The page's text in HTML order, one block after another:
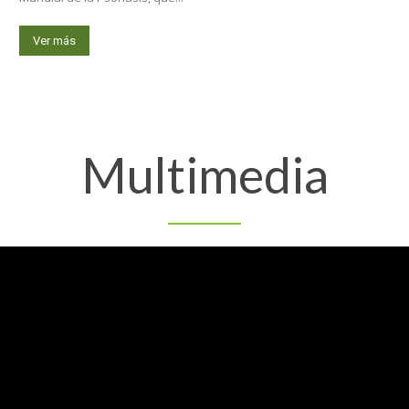
Ver más
Multimedia